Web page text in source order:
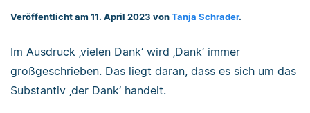
Veröffentlicht am 11. April 2023 von Tanja Schrader.
Im Ausdruck ‚vielen Dank‘ wird ‚Dank‘ immer
großgeschrieben. Das liegt daran, dass es sich um das
Substantiv ‚der Dank‘ handelt.